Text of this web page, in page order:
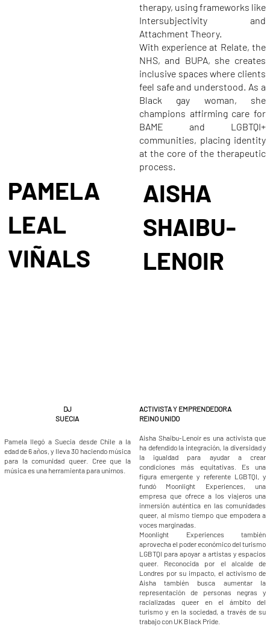
therapy, using frameworks like
Intersubjectivity and
Attachment Theory.
With experience at Relate, the
NHS, and BUPA, she creates
inclusive spaces where clients
feel safe and understood. As a
Black gay woman, she
champions affirming care for
BAME and LGBTQI+
communities, placing identity
at the core of the therapeutic
process.
PAMELA
LEAL
VIÑALS
AISHA
SHAIBU-
LENOIR
DJ
SUECIA
Pamela llegó a Suecia desde Chile a la
edad de 6 años, y lleva 30 haciendo música
para la comunidad queer. Cree que la
música es una herramienta para unirnos.
ACTIVISTA Y EMPRENDEDORA
REINO UNIDO
Aisha Shaibu-Lenoir es una activista que
ha defendido la integración, la diversidad y
la igualdad para ayudar a crear
condiciones más equitativas. Es una
figura emergente y referente LGBTQI, y
fundó Moonlight Experiences, una
empresa que ofrece a los viajeros una
inmersión auténtica en las comunidades
queer, al mismo tiempo que empodera a
voces marginadas.
Moonlight Experiences también
aprovecha el poder económico del turismo
LGBTQI para apoyar a artistas y espacios
queer. Reconocida por el alcalde de
Londres por su impacto, el activismo de
Aisha también busca aumentar la
representación de personas negras y
racializadas queer en el ámbito del
turismo y en la sociedad, a través de su
trabajo con UK Black Pride.